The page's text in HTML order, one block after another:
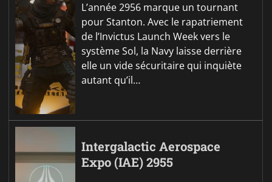
L’année 2956 marque un tournant
pour Stanton. Avec le rapatriement
de l’Invictus Launch Week vers le
système Sol, la Navy laisse derrière
elle un vide sécuritaire qui inquiète
autant qu’il…
Intergalactic Aerospace
Expo (IAE) 2955